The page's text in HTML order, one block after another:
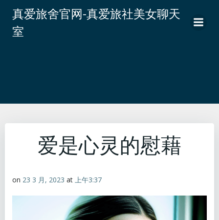
转
真爱旅舍官网-真爱旅社美女聊天
室
爱是心灵的慰藉
on 23 3 月, 2023 at 上午3:37